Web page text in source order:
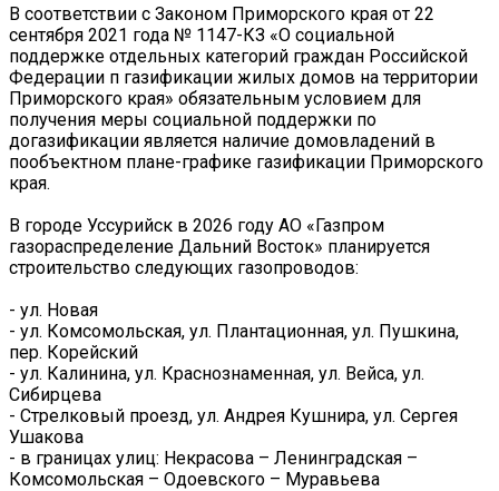
В соответствии с Законом Приморского края от 22
сентября 2021 года № 1147-КЗ «О социальной
поддержке отдельных категорий граждан Российской
Федерации п газификации жилых домов на территории
Приморского края» обязательным условием для
получения меры социальной поддержки по
догазификации является наличие домовладений в
пообъектном плане-графике газификации Приморского
края.
В городе Уссурийск в 2026 году АО «Газпром
газораспределение Дальний Восток» планируется
строительство следующих газопроводов:
- ул. Новая
- ул. Комсомольская, ул. Плантационная, ул. Пушкина,
пер. Корейский
- ул. Калинина, ул. Краснознаменная, ул. Вейса, ул.
Сибирцева
- Стрелковый проезд, ул. Андрея Кушнира, ул. Сергея
Ушакова
- в границах улиц: Некрасова – Ленинградская –
Комсомольская – Одоевского – Муравьева